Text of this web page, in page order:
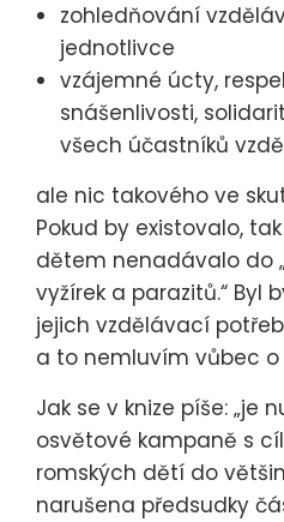
zohledňování
jednotlivce
vzájemné úcty,
snášenlivosti,
všech účastníků
ale nic takového ve
Pokud by existovalo,
dětem nenadávalo do
vyžírek a parazitů.“ Byl
jejich vzdělávací
a to nemluvím vůbec
Jak se v knize píše: „je
osvětové kampaně s
romských dětí do
narušena předsudky